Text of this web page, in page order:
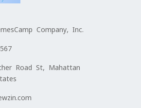
Company, Inc.
Road St, Mahattan